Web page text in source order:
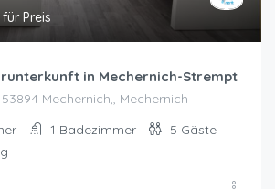
Preis
in Mechernich-Strempt
Mechernich,, Mechernich
1 Badezimmer 5 Gäste